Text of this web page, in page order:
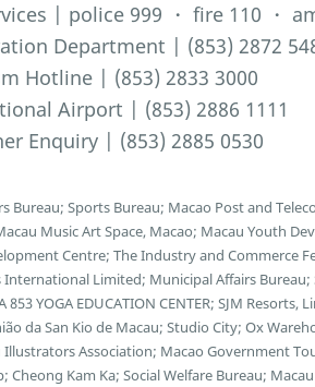
| police 999 ・ fire 110 ・
Department | (853) 2872
Hotline | (853) 2833 3000
Airport | (853) 2886 1111
Enquiry | (853) 2885 0530
Bureau; Sports Bureau; Macao Post and
Music Art Space, Macao; Macau Youth
Centre; The Industry and Commerce
International Limited; Municipal Affairs
853 YOGA EDUCATION CENTER; SJM
da San Kio de Macau; Studio City; Ox
Association; Macao Government
Cheong Kam Ka; Social Welfare Bureau;